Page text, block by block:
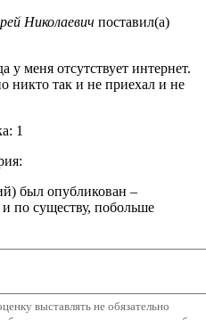
Николаевич поставил(а)
у меня отсутствует интернет.
никто так и не приехал и не
1
был опубликован –
и по существу, побольше
выставлять не обязательно